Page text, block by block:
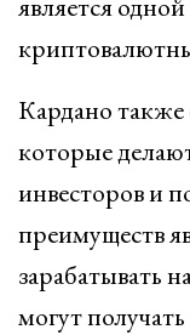
Кардано
которые
инвесторов и
преимуществ
зарабатывать
могут